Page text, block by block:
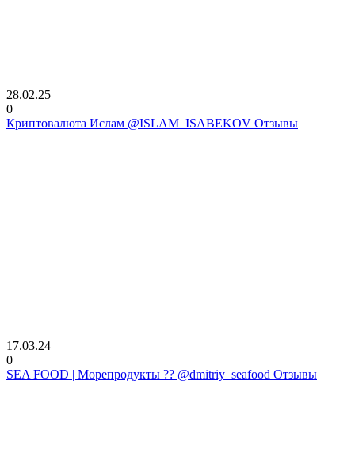
28.02.25
0
Криптовалюта Ислам @ISLAM_ISABEKOV Отзывы
17.03.24
0
SEA FOOD | Морепродукты ?? @dmitriy_seafood Отзывы